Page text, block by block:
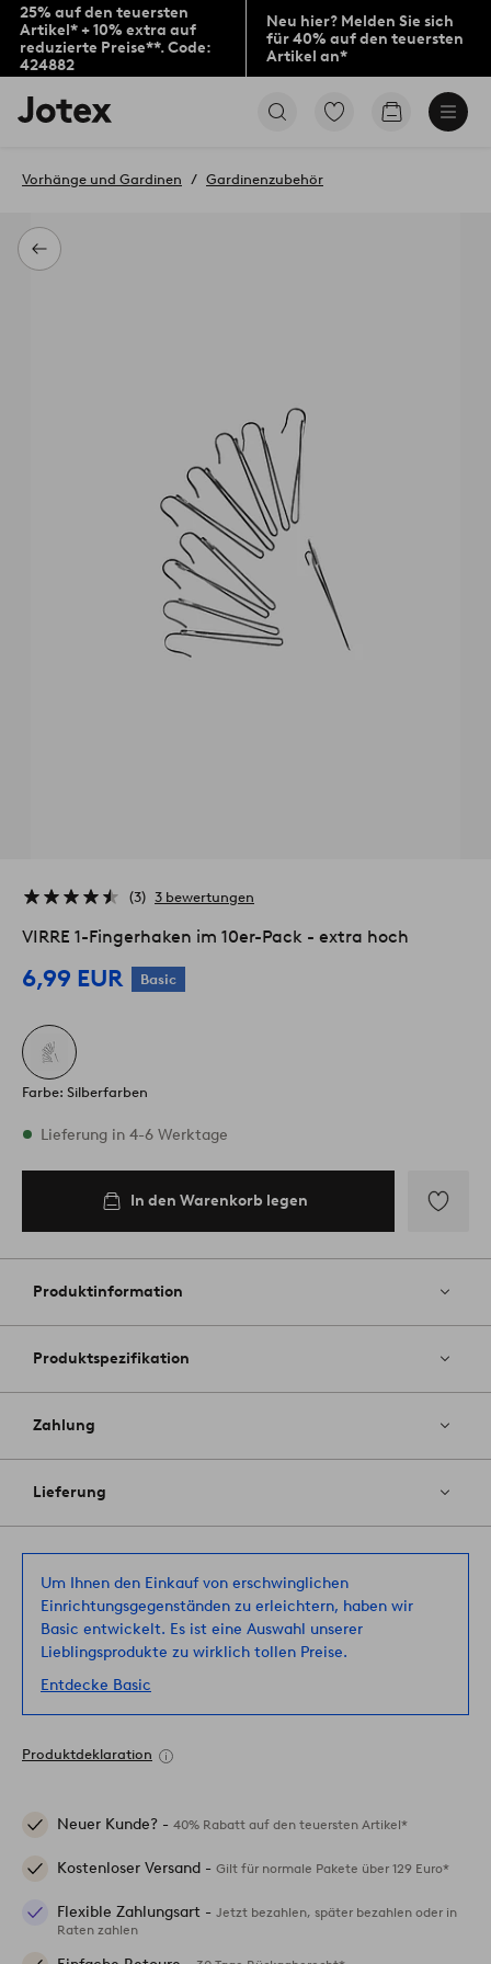
25% auf den teuersten
Artikel* + 10% extra auf
reduzierte Preise**. Code:
424882
Neu hier? Melden Sie sich
für 40% auf den teuersten
Artikel an*
Jotex-
Logo
Startseite
Zu
Zum
Zurück
Vorhänge und Gardinen Gardinenzubehör
3 3 bewertungen
VIRRE 1-Fingerhaken im 10er-Pack - extra hoch
6,99 EUR Basic
Farbe: Silberfarben
Vorrätig
Lieferung in 4-6 Werktage
In den Warenkorb legen
Favoriten
Produktinformation
Produktspezifikation
Zahlung
Lieferung
Um Ihnen den Einkauf von erschwinglichen
Einrichtungsgegenständen zu erleichtern, haben wir
Basic entwickelt. Es ist eine Auswahl unserer
Lieblingsprodukte zu wirklich tollen Preise.
Entdecke Basic
Produktdeklaration
Neuer Kunde? - 40% Rabatt auf den teuersten Artikel*
Kostenloser Versand - Gilt für normale Pakete über 129 Euro*
Flexible Zahlungsart - Jetzt bezahlen, später bezahlen oder in
Raten zahlen